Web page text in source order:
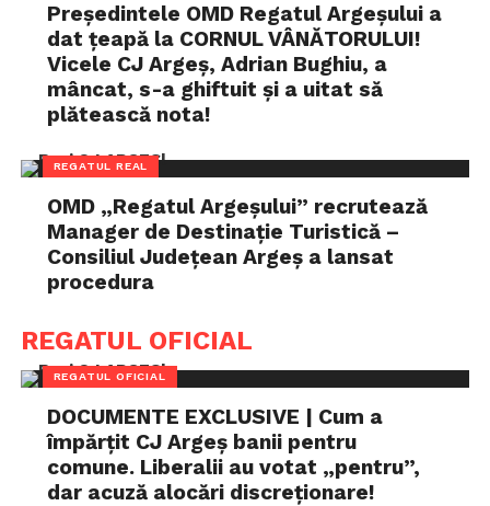
Președintele OMD Regatul Argeșului a
dat țeapă la CORNUL VÂNĂTORULUI!
Vicele CJ Argeș, Adrian Bughiu, a
mâncat, s-a ghiftuit și a uitat să
plătească nota!
REGATUL REAL
OMD „Regatul Argeșului” recrutează
Manager de Destinație Turistică –
Consiliul Județean Argeș a lansat
procedura
REGATUL OFICIAL
REGATUL OFICIAL
DOCUMENTE EXCLUSIVE | Cum a
împărțit CJ Argeș banii pentru
comune. Liberalii au votat „pentru”,
dar acuză alocări discreționare!